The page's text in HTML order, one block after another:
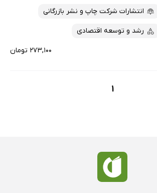
ارزان ترین‌ها
انتشارات شرکت چاپ و نشر بازرگانی
رشد و توسعه اقتصادی
۲۷۳,۱۰۰ تومان
1